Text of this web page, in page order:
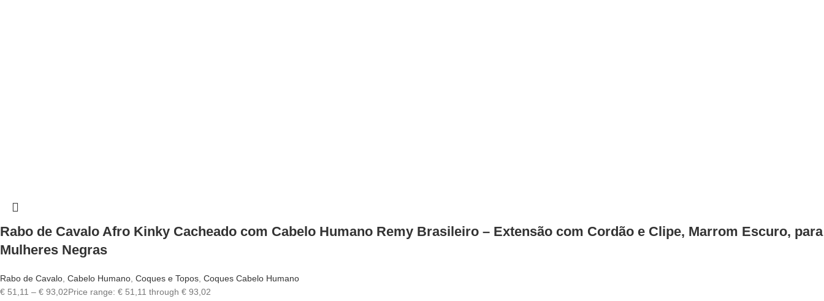
Rabo de Cavalo Afro Kinky Cacheado com Cabelo Humano Remy Brasileiro – Extensão com Cordão e Clipe, Marrom Escuro, para
Mulheres Negras
Rabo de Cavalo Cabelo Humano Coques e Topos Coques Cabelo Humano
€ 51,11 – € 93,02Price range: € 51,11 through € 93,02